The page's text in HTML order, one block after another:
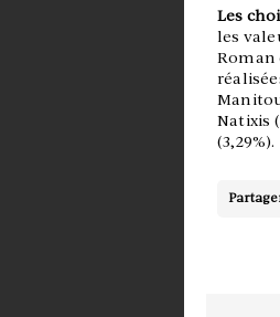
Les
les
Roman
Natixis
(3,29%).